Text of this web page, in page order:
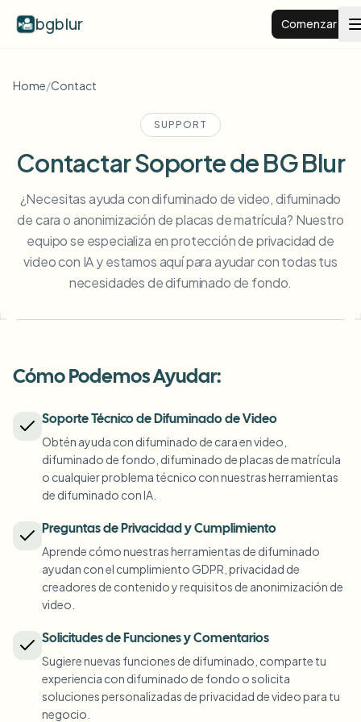
bgblur Comenzar
Fondo desenfocado
Ver todos los ejemplos
Explorar la biblioteca completa de ejemplos
Desenfocar rostro
Desenfocar cualquier cosa
Desenfoque de grabación de pantalla
Desenfoque de cumplimiento GDPR
Entrevista callejera de vlogger
Desenfoque en gaming y stream
Funciones
View all features
Desenfocar matrícula
Desenfocar fondo
Desenfocar cualquier cosa
Blur Caras en Fotos
Anonimización de rostros
Cambio de cara - Imagen
Empresas
Cámaras de campus, conferencias y privacidad del distrito
Proyecciones, lanzamientos y cumplimiento
Comercio minorista y electrónico
Imágenes de tiendas y almacenes
Gestión de vídeo clínico y orientado al paciente
Sector público
FOIA, divulgación segura y redacción
Anonimización masiva de rostros
Desenfoque masivo de matrículas
Flotas, dashcam y aparcamiento a escala
Blog
Whitepapers
Herramientas
Categoría
Productos
Choose language
Home/Contact
SUPPORT
Contactar Soporte de BG Blur
¿Necesitas ayuda con difuminado de video, difuminado
de cara o anonimización de placas de matrícula? Nuestro
equipo se especializa en protección de privacidad de
video con IA y estamos aquí para ayudar con todas tus
necesidades de difuminado de fondo.
Cómo Podemos Ayudar:
Soporte Técnico de Difuminado de Video
Obtén ayuda con difuminado de cara en video,
difuminado de fondo, difuminado de placas de matrícula
o cualquier problema técnico con nuestras herramientas
de difuminado con IA.
Preguntas de Privacidad y Cumplimiento
Aprende cómo nuestras herramientas de difuminado
ayudan con el cumplimiento GDPR, privacidad de
creadores de contenido y requisitos de anonimización de
video.
Solicitudes de Funciones y Comentarios
Sugiere nuevas funciones de difuminado, comparte tu
experiencia con difuminado de fondo o solicita
soluciones personalizadas de privacidad de video para tu
negocio.